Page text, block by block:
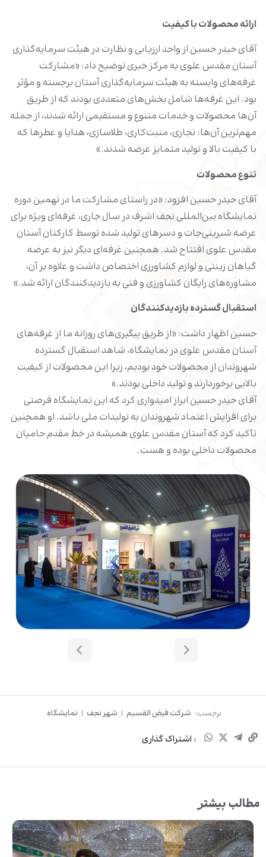
ارائه محصولات با کیفیت
آقای حیدر حسین از واحد ارزیابی و نظارت در هیئت سرمایه‌گذاری
آستان مقدس علوی به مرکز خبری توضیح داد: «مشارکت
غرفه‌های وابسته به هیئت سرمایه‌گذاری آستان برجسته و مؤثر
بود. این غرفه‌ها شامل بخش‌های متعددی بودند که از طریق
آن‌ها محصولات و خدمات متنوع و مستقیمی ارائه شدند، از جمله
مهم‌ترین آن‌ها: نجاری، منبت‌کاری، طلاسازی، هدایا و عطرها که
با کیفیت بالا و تولید متمایز عرضه شدند.»
تنوع محصولات
آقای حیدر حسین افزود: «در راستای مشارکت ما در نهمین دوره
نمایشگاه بین‌المللی نجف اشرف در سال جاری، غرفه‌ای ویژه برای
عرضه شیرینی‌جات و دسرهای تولید شده توسط کارکنان آستان
مقدس علوی افتتاح شد. همچنین غرفه‌ای دیگر نیز به عرضه
گیاهان زینتی و لوازم کشاورزی اختصاص داشت و علاوه بر آن،
مشاوره‌های رایگان کشاورزی و فنی به بازدیدکنندگان ارائه شد.»
استقبال گسترده بازدیدکنندگان
حسین اظهار داشت: «از طریق پیگیری‌های روزانه ما از غرفه‌های
آستان مقدس علوی در نمایشگاه، شاهد استقبال گسترده
شهروندان از محصولات خود بودیم، زیرا این محصولات از کیفیت
بالایی برخوردارند و تولید داخلی بودند.»
آقای حیدر حسین ابراز امیدواری کرد که این نمایشگاه فرصتی
برای افزایش اعتماد شهروندان به تولیدات ملی باشد. او همچنین
تأکید کرد که آستان مقدس علوی همیشه در خط مقدم حامیان
محصولات داخلی بوده و هست.
برچسب: شرکت فیض القسیم | شهر نجف | نمایشگاه
: اشتراک گذاری
مطالب بیشتر